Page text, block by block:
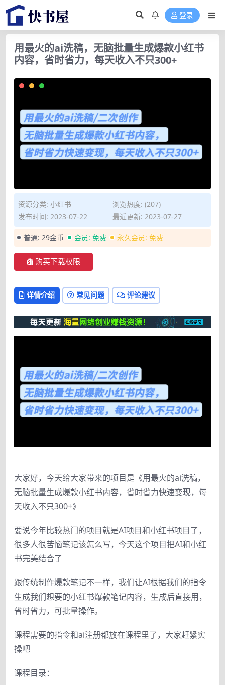
登录
用最火的ai洗稿，无脑批量生成爆款小红书
内容，省时省力，每天收入不只300+
资源分类: 小红书
浏览热度: (207)
发布时间: 2023-07-22
最近更新: 2023-07-27
普通: 29金币 会员: 免费 永久会员: 免费
购买下载权限
详情介绍 常见问题 评论建议
大家好，今天给大家带来的项目是《用最火的ai洗稿，
无脑批量生成爆款小红书内容，省时省力快速变现，每
天收入不只300+》
要说今年比较热门的项目就是AI项目和小红书项目了，
很多人很苦恼笔记该怎么写，今天这个项目把AI和小红
书完美结合了
跟传统制作爆款笔记不一样，我们让AI根据我们的指令
生成我们想要的小红书爆款笔记内容，生成后直接用，
省时省力，可批量操作。
课程需要的指令和ai注册都放在课程里了，大家赶紧实
操吧
课程目录：